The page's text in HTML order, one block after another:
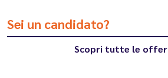
Sei un candidato?
Scopri tutte le